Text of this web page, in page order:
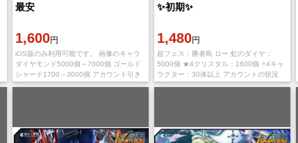
最安
1,600円
iOS版のみ利用可能です。 画像のキャラ
ダイヤモンド5000個～7000個 ゴールド
シャード1700～3000個 アカウント引き
継ぎコードにて引き渡します。 購入後、
✨初期✨
1,480円
超フェス：勝者島 ロー 虹のダイヤ：
5000個 ★4クリスタル：1600個 ⭐4キャ
ラクター：30体以上 アカウントの状況
⬇️⬇️⬇️ サーバー：日本 iOS専用アカウント